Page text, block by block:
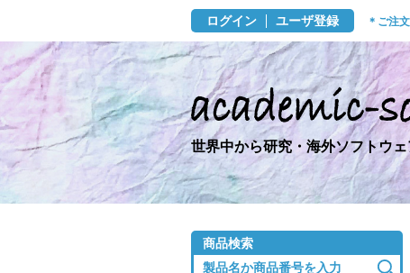
ログイン ユーザ登録 ＊ご注
世界中から研究・海外ソフトウ
商品検索